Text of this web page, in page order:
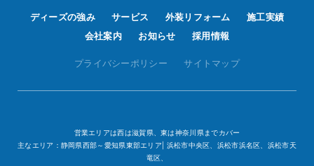
ディーズの強み サービス 外装リフォーム
施工実績
会社案内
お知らせ 採用情報
プライバシーポリシー サイトマップ
営業エリアは西は滋賀県、東は神奈川県までカバー
主なエリア：静岡県西部～愛知県東部エリア| 浜松市中央区、浜松市浜名区、浜松市天
竜区、